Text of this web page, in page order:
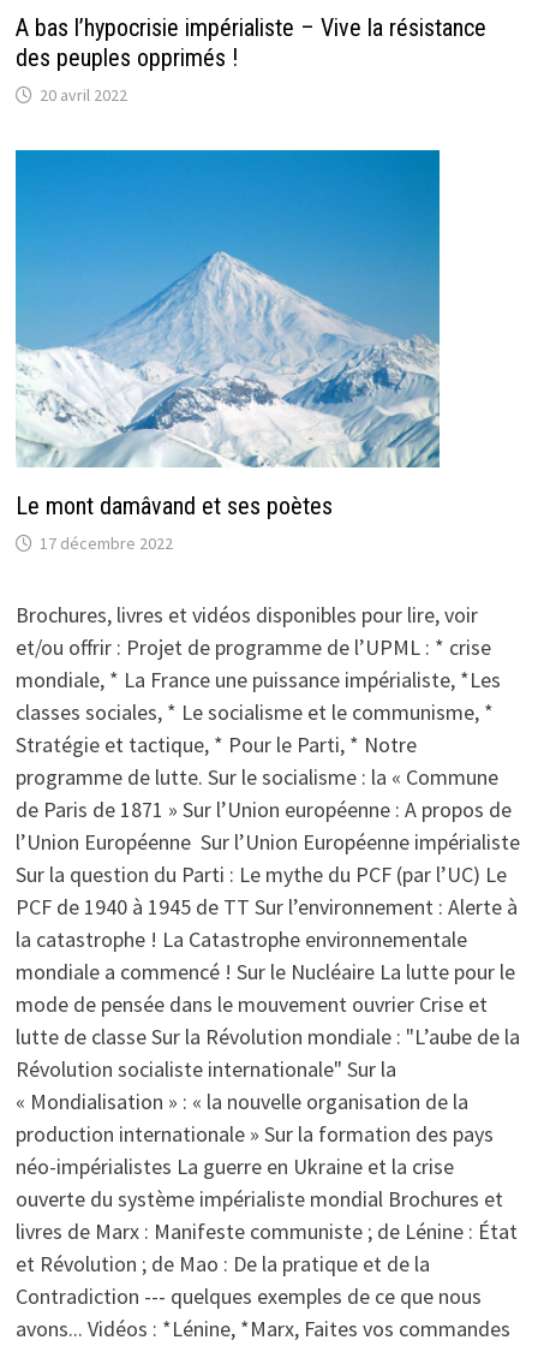
A bas l’hypocrisie impérialiste – Vive la résistance
des peuples opprimés !
20 avril 2022
Le mont damâvand et ses poètes
17 décembre 2022
Brochures, livres et vidéos disponibles pour lire, voir
et/ou offrir : Projet de programme de l’UPML : * crise
mondiale, * La France une puissance impérialiste, *Les
classes sociales, * Le socialisme et le communisme, *
Stratégie et tactique, * Pour le Parti, * Notre
programme de lutte. Sur le socialisme : la « Commune
de Paris de 1871 » Sur l’Union européenne : A propos de
l’Union Européenne Sur l’Union Européenne impérialiste
Sur la question du Parti : Le mythe du PCF (par l’UC) Le
PCF de 1940 à 1945 de TT Sur l’environnement : Alerte à
la catastrophe ! La Catastrophe environnementale
mondiale a commencé ! Sur le Nucléaire La lutte pour le
mode de pensée dans le mouvement ouvrier Crise et
lutte de classe Sur la Révolution mondiale : "L’aube de la
Révolution socialiste internationale" Sur la
« Mondialisation » : « la nouvelle organisation de la
production internationale » Sur la formation des pays
néo-impérialistes La guerre en Ukraine et la crise
ouverte du système impérialiste mondial Brochures et
livres de Marx : Manifeste communiste ; de Lénine : État
et Révolution ; de Mao : De la pratique et de la
Contradiction --- quelques exemples de ce que nous
avons... Vidéos : *Lénine, *Marx, Faites vos commandes